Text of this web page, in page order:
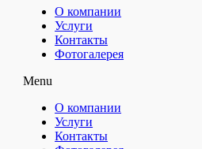
Спецназначения
Мешковина
Ткань упаковочная
Для декораций
О компании
Услуги
Контакты
Фотогалерея
Menu
О компании
Услуги
Контакты